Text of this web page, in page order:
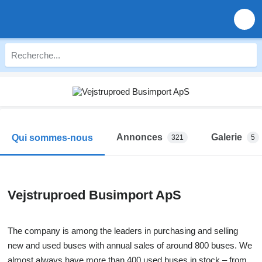
Qui sommes-nous Annonces 321 Galerie 5
Vejstruproed Busimport ApS
The company is among the leaders in purchasing and selling
new and used buses with annual sales of around 800 buses. We
almost always have more than 400 used buses in stock – from